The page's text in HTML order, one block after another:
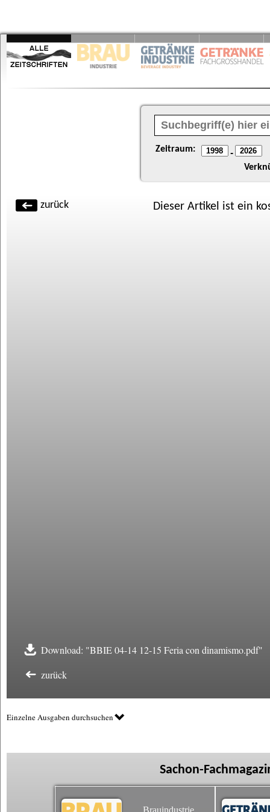
Zeitraum: -
zurück Dieser Artikel ist ein
Download: "BBIE 04-14 12-15 Feria con dinamismo.pdf"
zurück
Einzelne Ausgaben durchsuchen
Sachon-
Brauindustrie